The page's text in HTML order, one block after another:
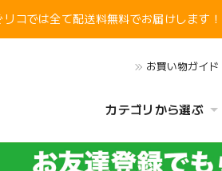
リコでは全て配送料無料でお届けします
お買い物ガイド
カテゴリから選ぶ